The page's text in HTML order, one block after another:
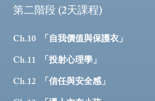
第二階段 (2天課程)
Ch.10 「自我價值與保護衣」
Ch.11 「投射心理學」
Ch.12 「信任與安全感」